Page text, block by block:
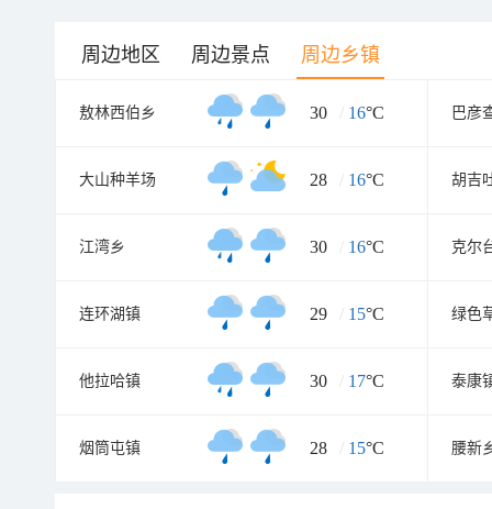
周边地区 周边景点 周边乡镇
敖林西伯乡 30 / 16°C 巴彦
大山种羊场 28 / 16°C 胡吉
江湾乡 30 / 16°C 克尔
连环湖镇 29 / 15°C 绿色
他拉哈镇 30 / 17°C 泰康
烟筒屯镇 28 / 15°C 腰新